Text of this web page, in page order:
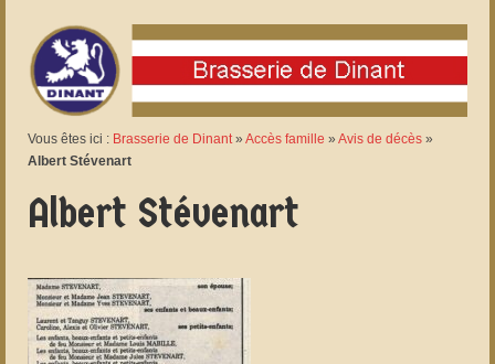
Vous êtes ici : Brasserie de Dinant» Accès famille » Avis de décès »
Albert Stévenart
Albert Stévenart